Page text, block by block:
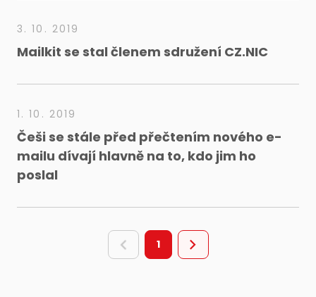
3. 10. 2019
Mailkit se stal členem sdružení CZ.NIC
1. 10. 2019
Češi se stále před přečtením nového e-
mailu dívají hlavně na to, kdo jim ho
poslal
1